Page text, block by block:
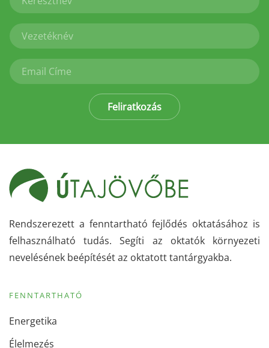
Feliratkozás
Rendszerezett a fenntartható fejlődés oktatásához is
felhasználható tudás. Segíti az oktatók környezeti
nevelésének beépítését az oktatott tantárgyakba.
FENNTARTHATÓ
Energetika
Élelmezés